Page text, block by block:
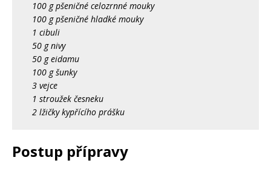
100 g pšeničné celozrnné mouky
100 g pšeničné hladké mouky
1 cibuli
50 g nivy
50 g eidamu
100 g šunky
3 vejce
1 stroužek česneku
2 lžičky kypřícího prášku
Postup přípravy